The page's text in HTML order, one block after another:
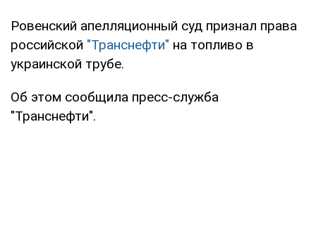
Ровенский апелляционный суд признал права
российской "Транснефти" на топливо в
украинской трубе.
Об этом сообщила пресс-служба
"Транснефти".